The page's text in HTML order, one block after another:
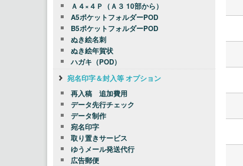
Ａ４×４Ｐ（Ａ３ 10部から）
A5ポケットフォルダーPOD
B5ポケットフォルダーPOD
ぬき絵名刺
ぬき絵年賀状
ハガキ（POD）
宛名印字＆封入等 オプション
再入稿 追加費用
データ先行チェック
データ制作
宛名印字
取り置きサービス
ゆうメール発送代行
広告郵便